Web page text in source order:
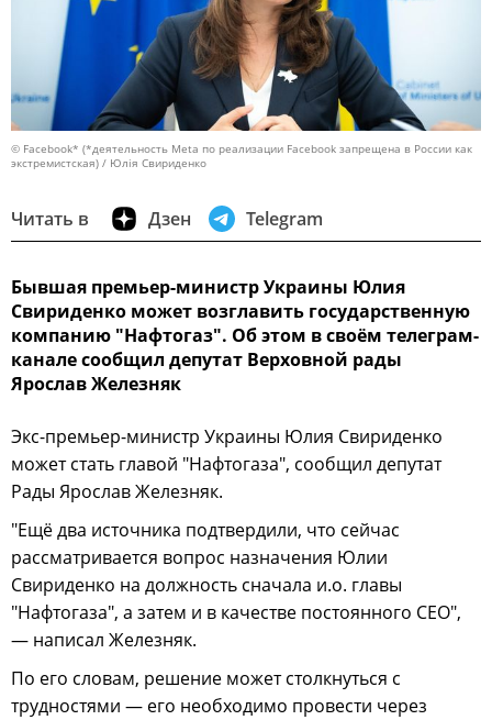
© Facebook* (*деятельность Meta по реализации Facebook запрещена в России как
экстремистская) / Юлія Свириденко
Читать в Дзен Telegram
Бывшая премьер-министр Украины Юлия
Свириденко может возглавить государственную
компанию "Нафтогаз". Об этом в своём телеграм-
канале сообщил депутат Верховной рады
Ярослав Железняк
Экс-премьер-министр Украины Юлия Свириденко
может стать главой "Нафтогаза", сообщил депутат
Рады Ярослав Железняк.
"Ещё два источника подтвердили, что сейчас
рассматривается вопрос назначения Юлии
Свириденко на должность сначала и.о. главы
"Нафтогаза", а затем и в качестве постоянного CEO",
— написал Железняк.
По его словам, решение может столкнуться с
трудностями — его необходимо провести через